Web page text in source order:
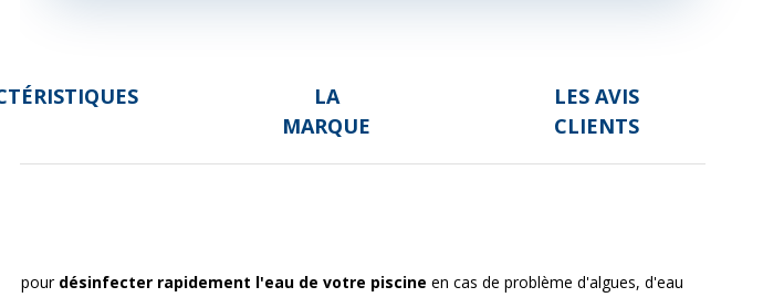
LA
MARQUE
LES AVIS
CLIENTS
pour désinfecter rapidement l'eau de votre piscine en cas de problème d'algues, d'eau